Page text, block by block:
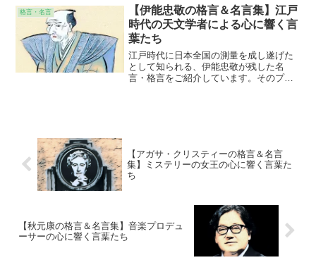
す。個人的な意見、感想なども添えてい
ますので、より身近に感じて頂けること
と思います。
格言・名言
【伊能忠敬の格言＆名言集】江戸
時代の天文学者による心に響く言
葉たち
江戸時代に日本全国の測量を成し遂げた
として知られる、伊能忠敬が残した名
言・格言をご紹介しています。そのプロ
【アガサ・クリスティーの格言＆名言
集】ミステリーの女王の心に響く言葉た
ち
【秋元康の格言＆名言集】音楽プロデュ
ーサーの心に響く言葉たち